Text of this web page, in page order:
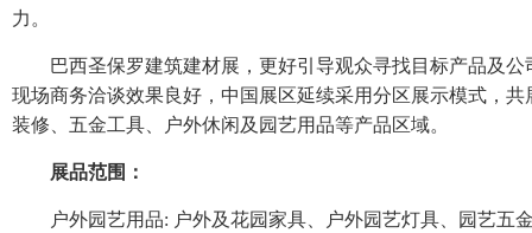
力。
巴西圣保罗建筑建材展，更好引导观众寻找目标产品及
现场商务洽谈效果良好，中国展区延续采用分区展示模式，
装修、五金工具、户外休闲及园艺用品等产品区域。
展品范围：
户外园艺用品: 户外及花园家具、户外园艺灯具、园艺五